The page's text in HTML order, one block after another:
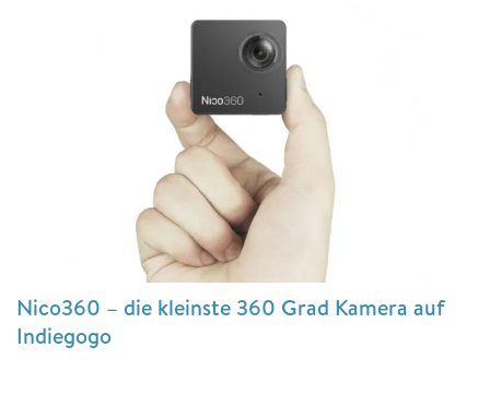
Nico360 – die kleinste 360 Grad Kamera auf
Indiegogo